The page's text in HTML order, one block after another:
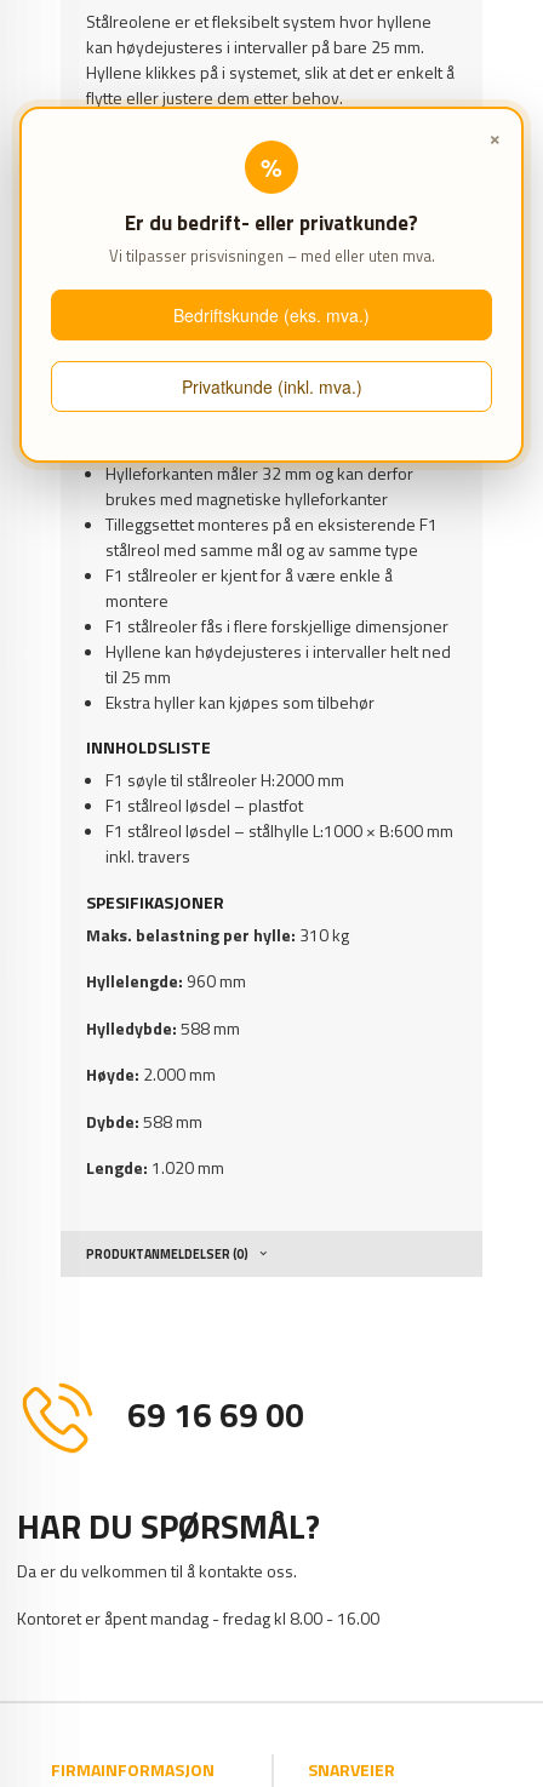
×
%
Er du bedrift- eller privatkunde?
Vi tilpasser prisvisningen – med eller uten mva.
Bedriftskunde (eks. mva.)
Privatkunde (inkl. mva.)
Stålreolene er et fleksibelt system hvor hyllene
kan høydejusteres i intervaller på bare 25 mm.
Hyllene klikkes på i systemet, slik at det er enkelt å
flytte eller justere dem etter behov.
Hyllene i reolene tåler høy belastning.
Belastningsverdiene for hyllene kan alltid ses i
spesifikasjonene nederst på siden når du har valgt
den varianten du er interessert i.
* Merk: Dette tilleggsettet kan kun bygges på et
startsett av samme fabrikat. Hvis du har kjøpt
stålreoler hos oss før september 2020, passer
ikke dette tilleggsettet til dine eksisterende reoler.
EGENSKAPER
Hylleforkanten måler 32 mm og kan derfor
brukes med magnetiske hylleforkanter
Tilleggsettet monteres på en eksisterende F1
stålreol med samme mål og av samme type
F1 stålreoler er kjent for å være enkle å
montere
F1 stålreoler fås i flere forskjellige dimensjoner
Hyllene kan høydejusteres i intervaller helt ned
til 25 mm
Ekstra hyller kan kjøpes som tilbehør
INNHOLDSLISTE
F1 søyle til stålreoler H:2000 mm
F1 stålreol løsdel – plastfot
F1 stålreol løsdel – stålhylle L:1000 × B:600 mm
inkl. travers
SPESIFIKASJONER
Maks. belastning per hylle: 310 kg
Hyllelengde: 960 mm
Hylledybde:588 mm
Høyde: 2.000 mm
Dybde:588 mm
Lengde: 1.020 mm
PRODUKTANMELDELSER (0)
69 16 69 00
HAR DU SPØRSMÅL?
Da er du velkommen til å kontakte oss.
Kontoret er åpent mandag - fredag kl 8.00 - 16.00
FIRMAINFORMASJON
SNARVEIER